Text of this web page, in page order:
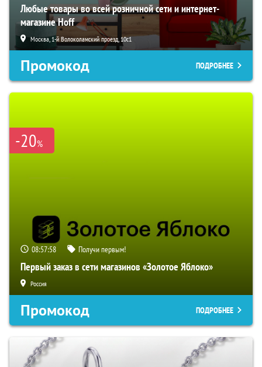
Любые товары во всей розничной сети и интернет-
магазине Hoff
Москва, 1-й Волоколамский проезд, 10с1
Промокод ПОДРОБНЕЕ
-20%
08:57:57 Получи первым!
Первый заказ в сети магазинов «Золотое Яблоко»
Россия
Промокод ПОДРОБНЕЕ